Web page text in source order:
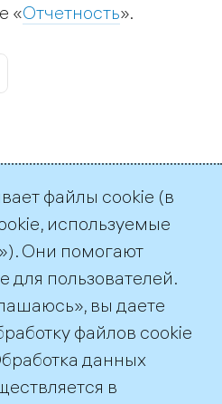
«Отчетность».
1
файлы cookie (в
используемые
Они помогают
для пользователей.
вы даете
файлов cookie
данных
в